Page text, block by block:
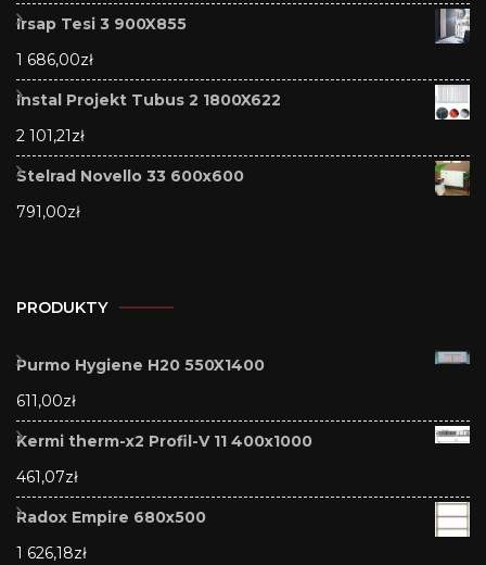
Irsap Tesi 3 900X855
1 686,00zł
Instal Projekt Tubus 2 1800X622
2 101,21zł
Stelrad Novello 33 600x600
791,00zł
PRODUKTY
Purmo Hygiene H20 550X1400
611,00zł
Kermi therm-x2 Profil-V 11 400x1000
461,07zł
Radox Empire 680x500
1 626,18zł